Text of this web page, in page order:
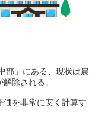
部」にある、現状は農
除される。
を非常に安く計算す